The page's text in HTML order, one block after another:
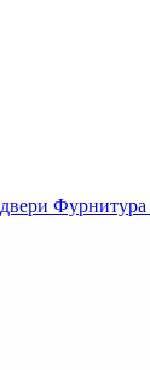
Фурнитура